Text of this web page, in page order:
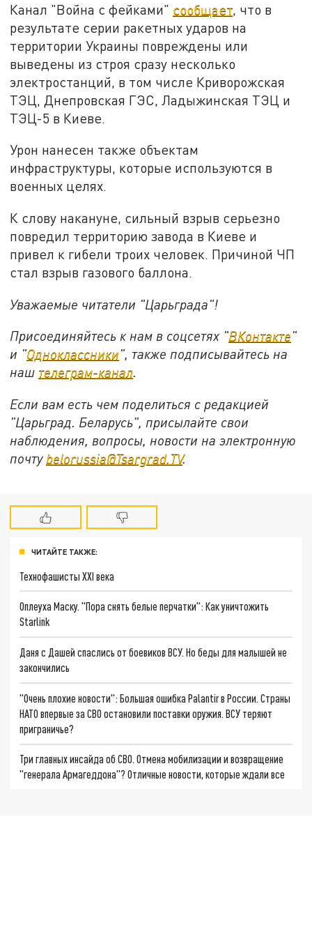
Канал "Война с фейками" сообщает , что в
результате серии ракетных ударов на
территории Украины повреждены или
выведены из строя сразу несколько
электростанций, в том числе Криворожская
ТЭЦ, Днепровская ГЭС, Ладыжинская ТЭЦ и
ТЭЦ-5 в Киеве.
Урон нанесен также объектам
инфраструктуры, которые используются в
военных целях.
К слову накануне, сильный взрыв серьезно
повредил территорию завода в Киеве и
привел к гибели троих человек. Причиной ЧП
стал взрыв газового баллона.
Уважаемые читатели "Царьграда"!
Присоединяйтесь к нам в соцсетях "ВКонтакте"
и "Одноклассники", также подписывайтесь на
наш телеграм-канал.
Если вам есть чем поделиться с редакцией
"Царьград. Беларусь", присылайте свои
наблюдения, вопросы, новости на электронную
почту belorussia@Tsargrad.TV.
ЧИТАЙТЕ ТАКЖЕ:
Технофашисты XXI века
Оплеуха Маску. "Пора снять белые перчатки": Как уничтожить
Starlink
Даня с Дашей спаслись от боевиков ВСУ. Но беды для малышей не
закончились
"Очень плохие новости": Большая ошибка Palantir в России. Страны
НАТО впервые за СВО остановили поставки оружия. ВСУ теряют
приграничье?
Три главных инсайда об СВО. Отмена мобилизации и возвращение
"генерала Армагеддона"? Отличные новости, которые ждали все